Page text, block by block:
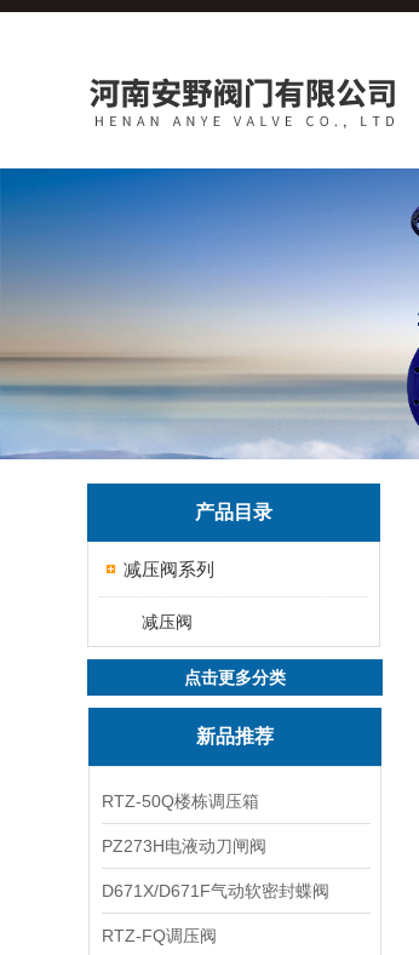
产品目录
减压阀系列
减压阀
点击更多分类
新品推荐
RTZ-50Q楼栋调压箱
PZ273H电液动刀闸阀
D671X/D671F气动软密封蝶阀
RTZ-FQ调压阀